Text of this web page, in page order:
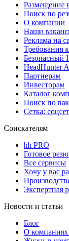
Размещение
Поиск по
О компании
Наши
Реклама на
Требования
Безопасный
HeadHunter
Партнерам
Инвесторам
Каталог
Поиск по
Сетка:
Соискателям
hh PRO
Готовое
Все сервисы
Хочу у вас
Экспертная
Новости и статьи
Блог
О